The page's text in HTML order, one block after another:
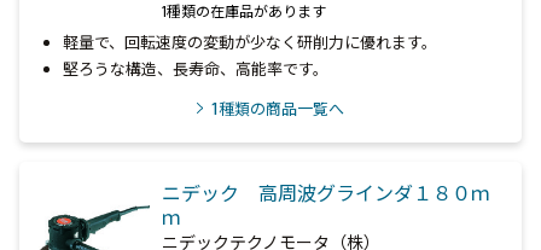
1種類の在庫品があります
軽量で、回転速度の変動が少なく研削力に優れます。
堅ろうな構造、長寿命、高能率です。
1種類の商品一覧へ
ニデック 高周波グラインダ１８０ｍ
ｍ
ニデックテクノモータ（株）